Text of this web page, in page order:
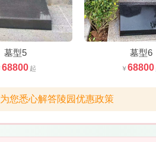
墓型5
68800
墓型6
68800
为您悉心解答陵园优惠政策